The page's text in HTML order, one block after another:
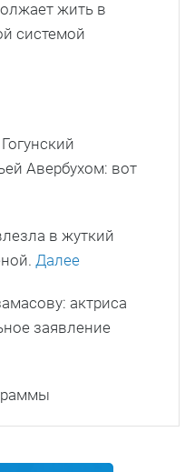
жить в
системой
Авербухом: вот
в жуткий
Далее
актриса
заявление